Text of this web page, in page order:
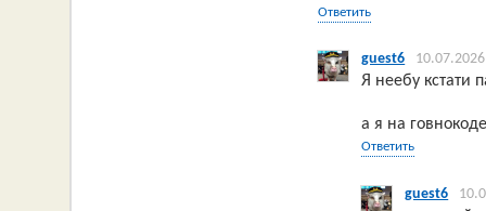
Ответить
guest6
Я неебу кстати
а я на
Ответить
guest6